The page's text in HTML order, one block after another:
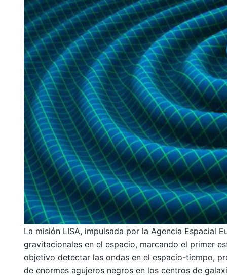
La misión LISA, impulsada por la Agencia Espacial
gravitacionales en el espacio, marcando el primer
objetivo detectar las ondas en el espacio-tiempo,
de enormes agujeros negros en los centros de